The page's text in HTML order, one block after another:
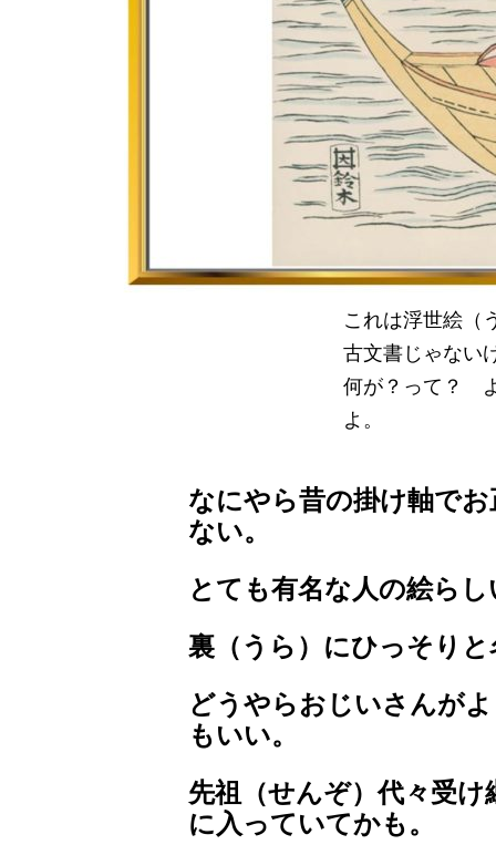
これは浮世絵（
古文書じゃない
何が？って？
よ。
なにやら昔の掛け軸で
ない。
とても有名な人の絵ら
裏（うら）にひっそり
どうやらおじいさんが
もいい。
先祖（せんぞ）代々受
に入っていてかも。